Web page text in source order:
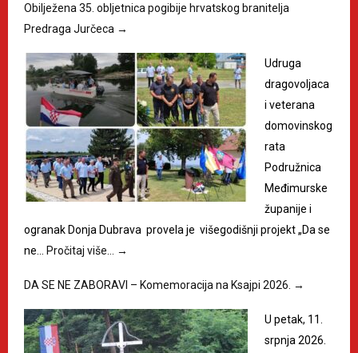
Obilježena 35. obljetnica pogibije hrvatskog branitelja
Predraga Jurčeca →
Udruga
dragovoljaca
i veterana
domovinskog
rata
Podružnica
Međimurske
županije i
ogranak Donja Dubrava provela je višegodišnji projekt „Da se
ne…
Pročitaj više… →
DA SE NE ZABORAVI – Komemoracija na Ksajpi 2026. →
U petak, 11.
srpnja 2026.